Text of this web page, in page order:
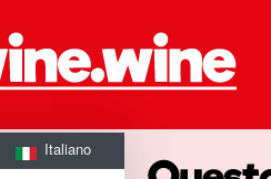
Italiano